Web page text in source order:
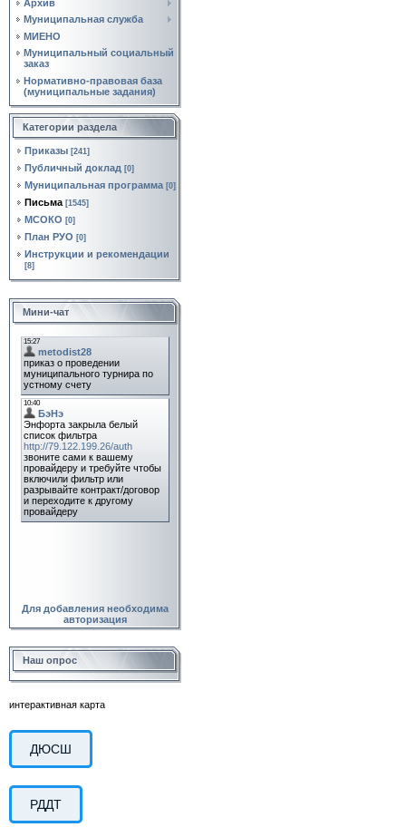
Архив
Муниципальная служба
МИЕНО
Муниципальный социальный
заказ
Нормативно‑правовая база
(муниципальные задания)
Категории раздела
Приказы [241]
Публичный доклад [0]
Муниципальная программа [0]
Письма [1545]
МСОКО [0]
План РУО [0]
Инструкции и рекомендации
[8]
Мини-чат
Для добавления необходима
авторизация
Наш опрос
интерактивная карта
ДЮСШ
РДДТ